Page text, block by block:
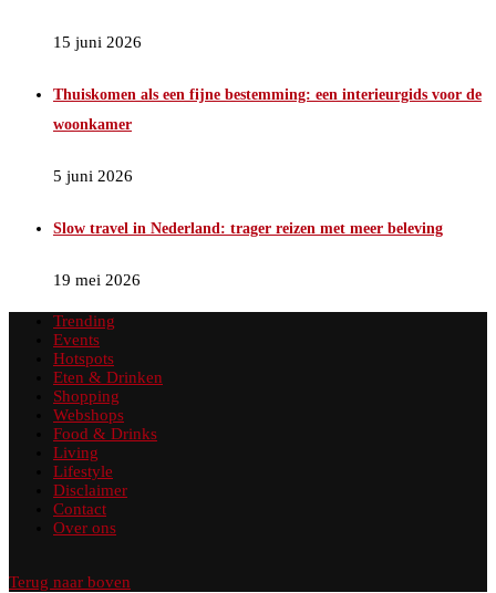
15 juni 2026
Thuiskomen als een fijne bestemming: een interieurgids voor de
woonkamer
5 juni 2026
Slow travel in Nederland: trager reizen met meer beleving
19 mei 2026
Trending
Events
Hotspots
Eten & Drinken
Shopping
Webshops
Food & Drinks
Living
Lifestyle
Disclaimer
Contact
Over ons
Terug naar boven